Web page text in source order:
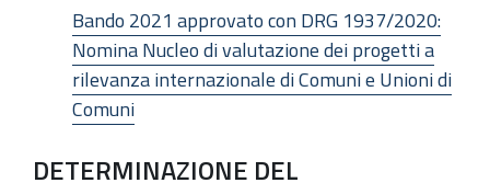
Bando 2021 approvato con DRG 1937/2020:
Nomina Nucleo di valutazione dei progetti a
rilevanza internazionale di Comuni e Unioni di
Comuni
DETERMINAZIONE DEL